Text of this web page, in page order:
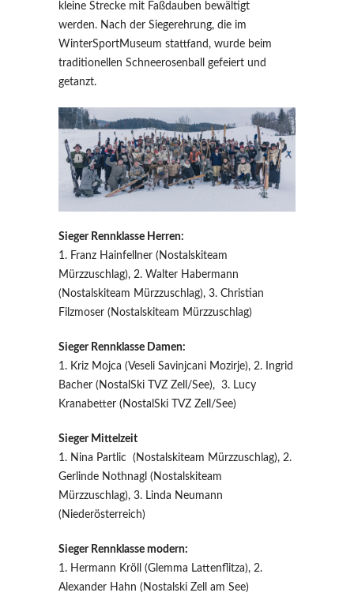
kleine Strecke mit Faßdauben bewältigt
werden. Nach der Siegerehrung, die im
WinterSportMuseum stattfand, wurde beim
traditionellen Schneerosenball gefeiert und
getanzt.
Sieger Rennklasse Herren:
1. Franz Hainfellner (Nostalskiteam
Mürzzuschlag), 2. Walter Habermann
(Nostalskiteam Mürzzuschlag), 3. Christian
Filzmoser (Nostalskiteam Mürzzuschlag)
Sieger Rennklasse Damen:
1. Kriz Mojca (Veseli Savinjcani Mozirje), 2. Ingrid
Bacher (NostalSki TVZ Zell/See), 3. Lucy
Kranabetter (NostalSki TVZ Zell/See)
Sieger Mittelzeit
1. Nina Partlic (Nostalskiteam Mürzzuschlag), 2.
Gerlinde Nothnagl (Nostalskiteam
Mürzzuschlag), 3. Linda Neumann
(Niederösterreich)
Sieger Rennklasse modern:
1. Hermann Kröll (Glemma Lattenflitza), 2.
Alexander Hahn (Nostalski Zell am See)